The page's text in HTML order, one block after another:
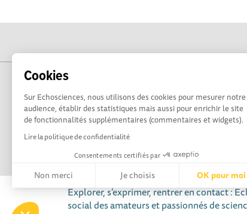
Cookies
Sur Echosciences, nous utilisons des cookies pour mesurer notre
audience, établir des statistiques mais aussi pour enrichir le site
de fonctionnalités supplémentaires (commentaires et widgets).
Lire la politique de confidentialité
Consentements certifiés par
Non merci Je choisis OK pour moi
Axeptio consent
Plateforme de Gestion du Consentement :
Explorer, s’exprimer, rentrer en contact :
social des amateurs et passionnés de